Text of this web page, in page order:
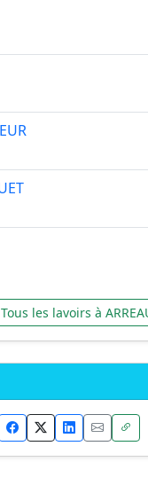
Tous les lavoirs à